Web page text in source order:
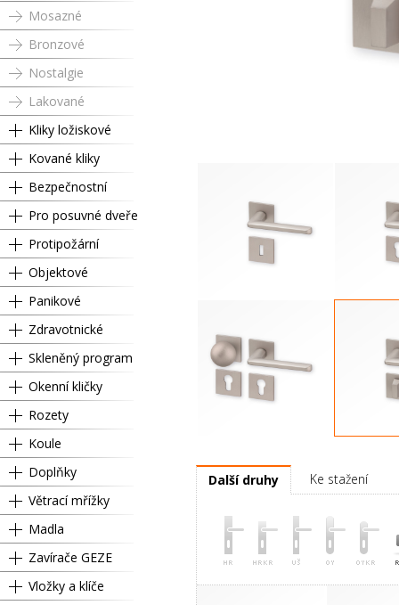
Mosazné
Bronzové
Nostalgie
Lakované
Kliky ložiskové
Kované kliky
Bezpečnostní
Pro posuvné dveře
Protipožární
Objektové
Panikové
Zdravotnické
Skleněný program
Okenní kličky
Rozety
Koule
Doplňky
Větrací mřížky
Madla
Zavírače GEZE
Vložky a klíče
Další druhy Ke stažení